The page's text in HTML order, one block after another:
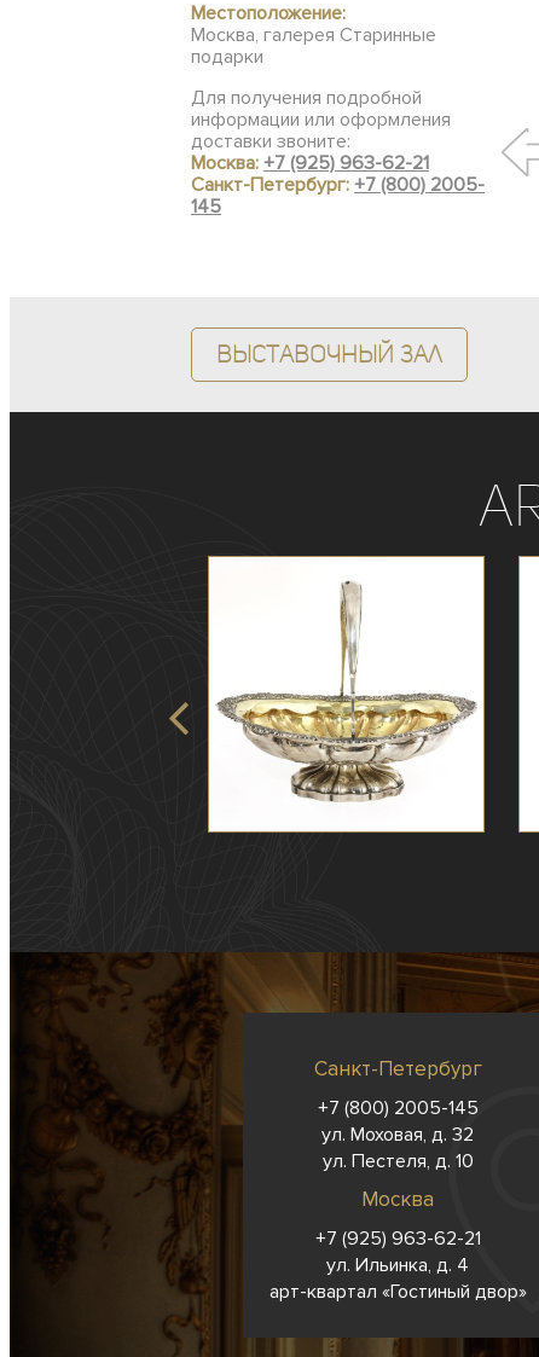
Местоположение:
Москва, галерея Старинные
подарки
Для получения подробной
информации или оформления
доставки звоните:
Москва: +7 (925) 963-62-21
Санкт-Петербург: +7 (800) 2005-
145
Выставочный зал
Санкт-Петербург
+7 (800) 2005-145
ул. Моховая, д. 32
ул. Пестеля, д. 10
Москва
+7 (925) 963-62-21
ул. Ильинка, д. 4
арт-квартал «Гостиный двор»